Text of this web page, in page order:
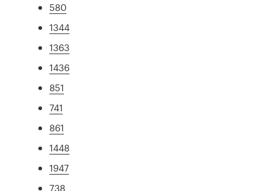
580
1344
1363
1436
851
741
861
1448
1947
738